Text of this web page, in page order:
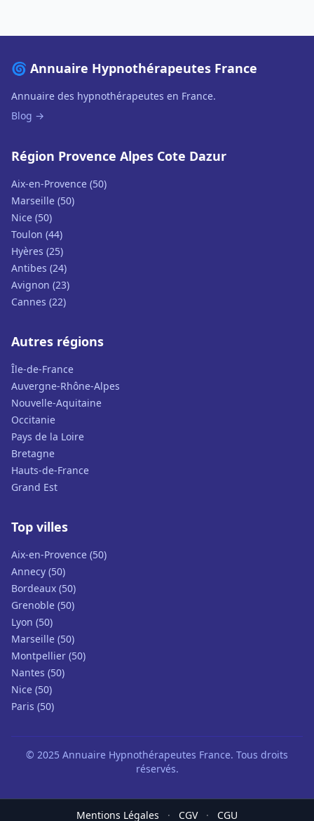
🌀 Annuaire Hypnothérapeutes France
Annuaire des hypnothérapeutes en France.
Blog →
Région Provence Alpes Cote Dazur
Aix-en-Provence (50)
Marseille (50)
Nice (50)
Toulon (44)
Hyères (25)
Antibes (24)
Avignon (23)
Cannes (22)
Autres régions
Île-de-France
Auvergne-Rhône-Alpes
Nouvelle-Aquitaine
Occitanie
Pays de la Loire
Bretagne
Hauts-de-France
Grand Est
Top villes
Aix-en-Provence (50)
Annecy (50)
Bordeaux (50)
Grenoble (50)
Lyon (50)
Marseille (50)
Montpellier (50)
Nantes (50)
Nice (50)
Paris (50)
© 2025 Annuaire Hypnothérapeutes France. Tous droits
réservés.
Mentions Légales · CGV · CGU